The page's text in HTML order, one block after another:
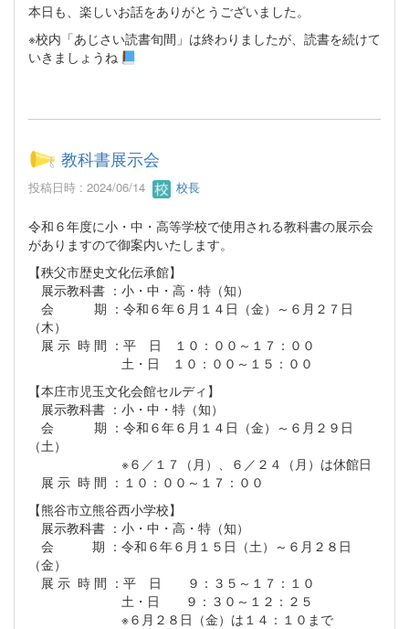
本日も、楽しいお話をありがとうございました。
※校内「あじさい読書旬間」は終わりましたが、読書を続けて
いきましょうね
教科書展示会
投稿日時 : 2024/06/14 校長
令和６年度に小・中・高等学校で使用される教科書の展示会
がありますので御案内いたします。
【秩父市歴史文化伝承館】
展示教科書 ：小・中・高・特（知）
会 期 ：令和６年６月１４日（金）～６月２７日
（木）
展 示 時 間 ：平 日 １０：００～１７：００
土・日 １０：００～１５：００
【本庄市児玉文化会館セルディ】
展示教科書 ：小・中・特（知）
会 期 ：令和６年６月１４日（金）～６月２９日
（土）
※６／１７（月）、６／２４（月）は休館日
展 示 時 間 ：１０：００～１７：００
【熊谷市立熊谷西小学校】
展示教科書 ：小・中・高・特（知）
会 期 ：令和６年６月１５日（土）～６月２８日
（金）
展 示 時 間 ：平 日 ９：３５～１７：１０
土・日 ９：３０～１２：２５
※６月２８日（金）は１４：１０まで